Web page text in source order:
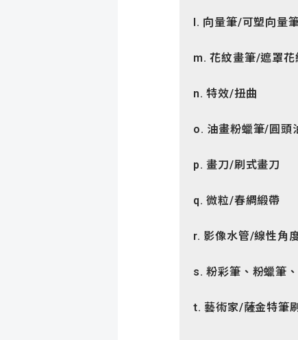
l. 向量筆/可塑向量
m. 花紋畫筆/遮罩花
n. 特效/扭曲
o. 油畫粉蠟筆/圓頭
p. 畫刀/刷式畫刀
q. 微粒/春綢緞帶
r. 影像水管/線性角
s. 粉彩筆、粉蠟筆
t. 藝術家/薩金特筆刷